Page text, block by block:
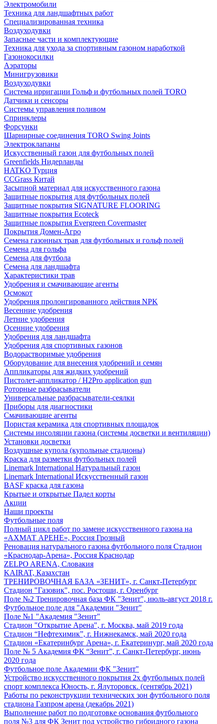
Электромобили
Техника для ландшафтных работ
Специализированная техника
Воздуходувки
Запасные части и комплектующие
Техника для ухода за спортивным газоном наработкой
Газонокосилки
Аэраторы
Минигрузовики
Воздуходувки
Система ирригации Гольф и футбольных полей TORO
Датчики и сенсоры
Системы управления поливом
Спринклеры
Форсунки
Шарнирные соединения TORO Swing Joints
Электроклапаны
Искусственный газон для футбольных полей
Greenfields Нидерланды
HATKO Турция
CCGrass Китай
Засыпной материал для искусственного газона
Защитные покрытия для футбольных полей
Защитные покрытия SIGNATURE FLOORING
Защитные покрытия Ecoteck
Защитные покрытия Evergreen Covermaster
Покрытия Домен-Агро
Семена газонных трав для футбольных и гольф полей
Семена для гольфа
Семена для футбола
Семена для ландшафта
Характеристики трав
Удобрения и смачивающие агенты
Осмокот
Удобрения пролонгированного действия NPK
Весенние удобрения
Летние удобрения
Осенние удобрения
Удобрения для ландшафта
Удобрения для спортивных газонов
Водорастворимые удобрения
Оборудование для внесения удобрений и семян
Аппликаторы для жидких удобрений
Пистолет-аппликатор / H2Pro application gun
Роторные разбрасыватели
Универсальные разбрасыватели-сеялки
Приборы для диагностики
Смачивающие агенты
Пористая керамика для спортивных площадок
Системы инсоляции газона (системы досветки и вентиляции)
Установки досветки
Воздушные купола (купольные стадионы)
Краска для разметки футбольных полей
Linemark International Натуральный газон
Linemark International Искусственный газон
BASF краска для газона
Крытые и открытые Падел корты
Акции
Наши проекты
Футбольные поля
Полный цикл работ по замене искусственного газона на
«АХМАТ АРЕНЕ», Россия Грозный
Реновация натурального газона футбольного поля Стадион
«Краснодар-Арена», Россия Краснодар
ZELPO ARENA, Словакия
KAIRAT, Казахстан
ТРЕНИРОВОЧНАЯ БАЗА «ЗЕНИТ», г. Санкт-Петербург
Стадион "Газовик", пос. Ростоши, г. Оренбург
Поле №2 Тренировочная база ФК "Зенит", июль-август 2018 г.
Футбольное поле для "Академии "Зенит"
Поле №1 "Академия "Зенит"
Стадион "Открытие Арена", г. Москва, май 2019 года
Стадион “Нефтехимик”, г. Нижнекамск, май 2020 года
Стадион «Екатеринбург Арена», г. Екатеринург, май 2020 года
Поле № 5 Академия ФК “Зенит”, г. Санкт-Петербург, июнь
2020 года
Футбольное поле Академии ФК "Зенит"
Устройство искусственного покрытия 2х футбольных полей
спорт комплекса Юность, г. Ялуторовск. (сентябрь 2021)
Работы по реконструкции технических зон футбольного поля
стадиона Газпром арена (декабрь 2021)
Выполнение работ по подготовке основания футбольного
поля №3 для ФК Зенит под устройство гибридного газона